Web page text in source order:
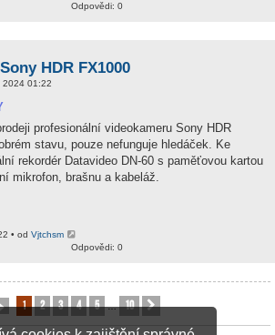
Odpovědi: 0
HDR FX1000
2024 01:22
profesionální videokameru Sony HDR
stavu, pouze nefunguje hledáček. Ke
rekordér Datavideo DN-60 s paměťovou kartou
mikrofon, brašnu a kabeláž.
• od Vjtchsm
Odpovědi: 0
Stránka1z10
1 2 3 4 5 … 10 Další